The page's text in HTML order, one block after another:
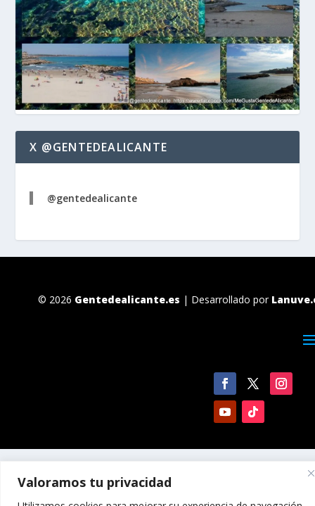
Valoramos tu privacidad
X @GENTEDEALICANTE
@gentedealicante
© 2026 Gentedealicante.es | Desarrollado por